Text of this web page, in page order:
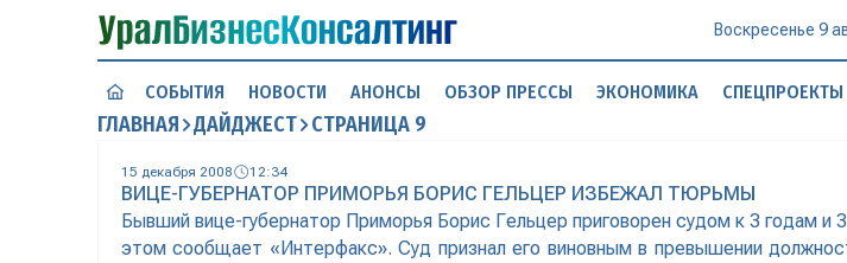
Воскресенье 9
СОБЫТИЯ НОВОСТИ АНОНСЫ ОБЗОР ПРЕССЫ ЭКОНОМИКА СПЕЦПРОЕКТЫ
ГЛАВНАЯ ДАЙДЖЕСТ СТРАНИЦА 9
15 декабря 2008 12:34
ВИЦЕ-ГУБЕРНАТОР ПРИМОРЬЯ БОРИС ГЕЛЬЦЕР ИЗБЕЖАЛ ТЮРЬМЫ
Бывший вице-губернатор Приморья Борис Гельцер приговорен судом к 3 годам
этом сообщает «Интерфакс». Суд признал его виновным в превышении